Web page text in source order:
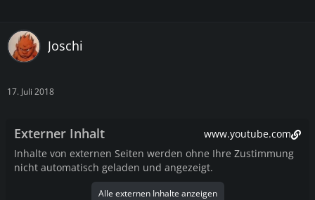
Joschi
17. Juli 2018
Externer Inhalt
www.youtube.com
Inhalte von externen Seiten werden ohne Ihre Zustimmung
nicht automatisch geladen und angezeigt.
Alle externen Inhalte anzeigen